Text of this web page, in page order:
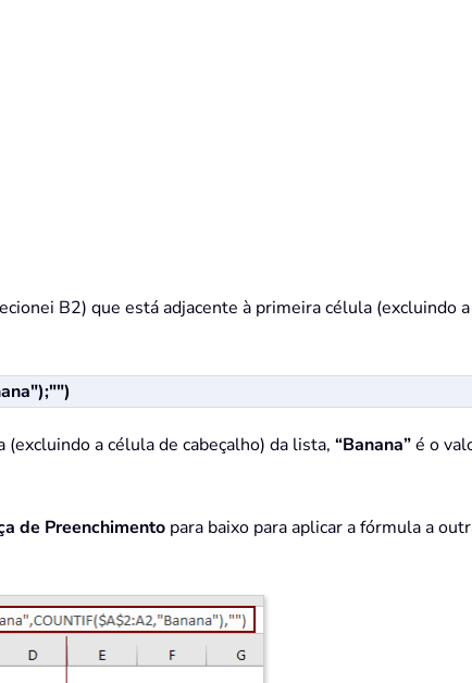
B2) que está adjacente à primeira célula (excluindo
(excluindo a célula de cabeçalho) da lista, “Banana”é o
de Preenchimento para baixo para aplicar a fórmula a